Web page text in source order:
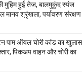
मुहिम हुई तेज, बालमुकुंद स्पंज
मानव श्रृंखला, पर्यावरण संरक्षण
पाम ऑयल चोरी कांड का
पिकअप वाहन और चोरी का